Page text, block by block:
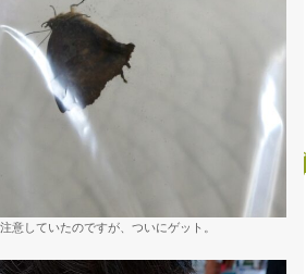
意していたのですが、ついにゲット。